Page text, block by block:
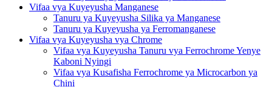
Vifaa vya Kuyeyusha Manganese
Tanuru ya Kuyeyusha Silika ya Manganese
Tanuru ya Kuyeyusha ya Ferromanganese
Vifaa vya Kuyeyusha vya Chrome
Vifaa vya Kuyeyusha Tanuru vya Ferrochrome Yenye
Kaboni Nyingi
Vifaa vya Kusafisha Ferrochrome ya Microcarbon ya
Chini